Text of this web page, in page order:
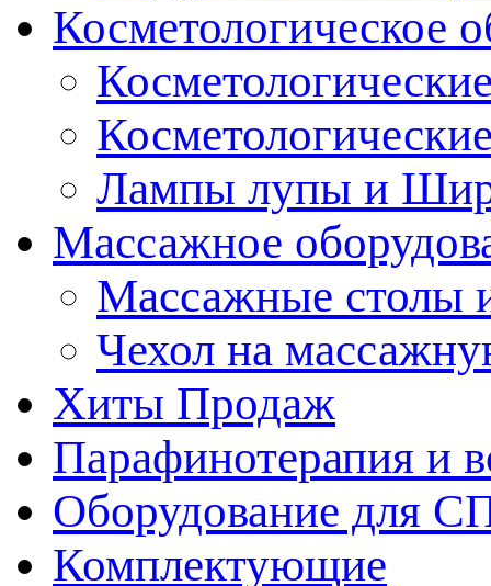
Косметологическое
Лампы лупы и
Массажное
Массажные столы
Чехол на
Хиты Продаж
Парафинотерапия и
Оборудование для
Комплектующие